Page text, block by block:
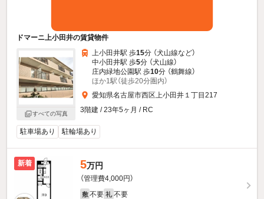
ドマーニ上小田井の賃貸物件
すべての写真
上小田井駅 歩15分 （犬山線など）
中小田井駅 歩5分 （犬山線）
庄内緑地公園駅 歩10分 （鶴舞線）
ほか1駅（徒歩20分圏内）
愛知県名古屋市西区上小田井１丁目217
3階建 / 23年5ヶ月 / RC
駐車場あり 駐輪場あり
新着 5万円
（管理費4,000円）
敷 不要 礼 不要